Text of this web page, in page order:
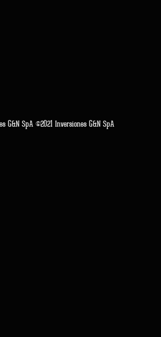
G&N SpA ©2021 Inversiones G&N SpA